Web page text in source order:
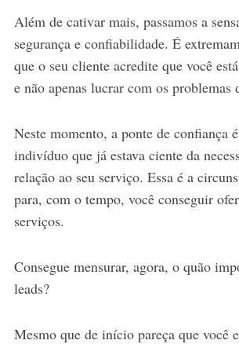
Além de cativar mais, passamos a
segurança e confiabilidade. É
que o seu cliente acredite que você
e não apenas lucrar com os problemas
Neste momento, a ponte de confiança
indivíduo que já estava ciente da
relação ao seu serviço. Essa é a
para, com o tempo, você conseguir
serviços.
Consegue mensurar, agora, o quão
leads?
Mesmo que de início pareça que você